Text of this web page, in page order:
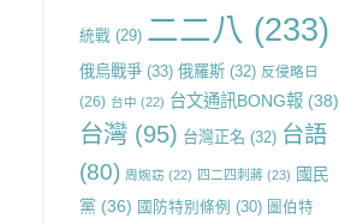
統戰 (29) 二二八 (233)
俄烏戰爭(33) 俄羅斯(32) 反侵略日
(26) 台中 (22) 台文通訊BONG報(38)
台灣(95) 台灣正名 (32) 台語
(80) 周婉窈 (22) 四二四刺蔣(23) 國民
黨 (36) 國防特別條例 (30) 圖伯特